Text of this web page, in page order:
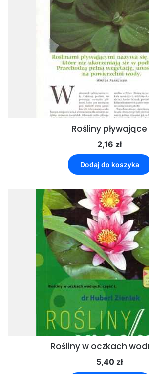
Rośliny pływające
2,16 zł
Dodaj do koszyka
Rośliny w oczkach
5,40 zł